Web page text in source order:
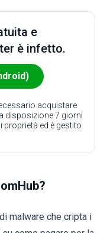
e
è infetto.
acquistare
disposizione 7 giorni
proprietà ed è gestito
malware che cripta i